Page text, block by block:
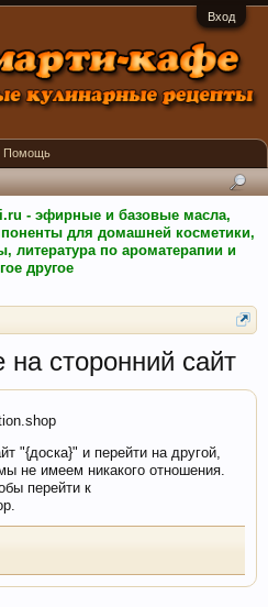
Вход
- эфирные и базовые масла,
для домашней косметики,
литература по ароматерапии и
другое
сторонний сайт
"{доска}" и перейти на другой,
не имеем никакого отношения.
перейти к
Помощь